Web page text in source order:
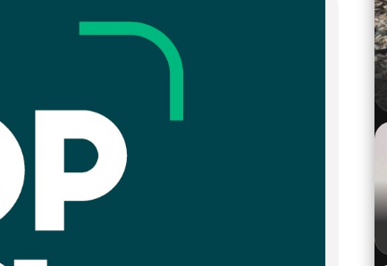
Côte d'Ivoire : Après le pari
réussi du 66e anniversaire,